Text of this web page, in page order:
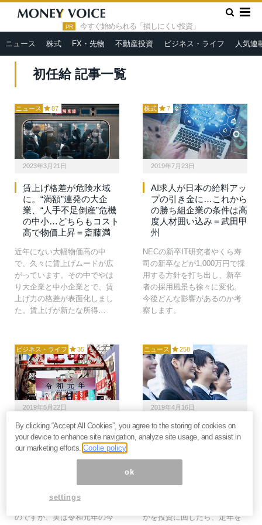
PR 今すぐ始められる「損しにくい投資」
ニュース 株式 FX・先物 不動産投資 ビジネス・ライフ 人気連
HOME » 初任給
初任給 記事一覧
ニュース 87
2023年3月21日
賃上げ格差が危険水域
に。“満額”連発の大企
業、“人手不足倒産”危機
の中小…どちらもコスト
高で物価上昇＝斎藤満
近年にない大幅物価高の中
で、久々に賃上げムードが広
がっています。その中でやは
り大企業と中小企業とで、賃
上げ力の格差が表面化しまし
た。賃上げが新たな所得…
株式 7
2019年7月23日
AI求人が日本の給料アッ
プの引き金に…これから
の勝ち組企業の条件は高
度人材囲い込み＝武田甲
州
NECの新卒IT研究者やくら寿
司の新卒などが1,000万円で採
用する方針を打ち出し、新卒
者の採用風景も徐々に変化。
今後どんな影響があるのか考
察します。
ビジネス・ライフ 35
2019年5月22日
実は平成バブル期よりも
豊かになっていた令和元
年、なぜ好景気を実感で
きない？＝川畑明美
のでしょうか。もうバブルの
のですが、実は令和元年の今
ニュース 258
2019年4月16日
新社会人に告ぐ。初任給
は貯金しないで投資に回
円になるぞ＝川畑明美
かを投資に回したら、定年を
By clicking “Accept All Cookies”, you agree to the storing of cookies on
your device to enhance site navigation, analyze site usage, and assist in
our marketing efforts.Coolie policy
ok
settings